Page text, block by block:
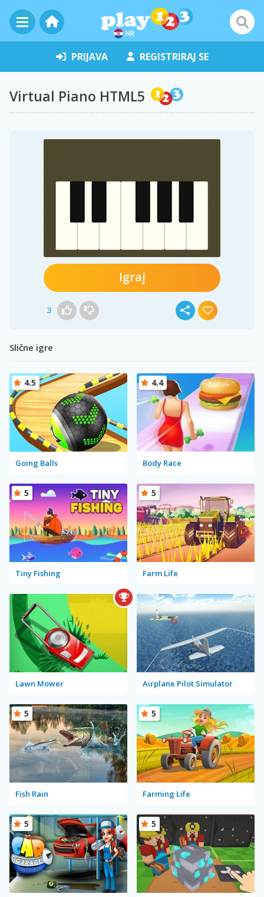
HR
PRIJAVA REGISTRIRAJ SE
Virtual Piano HTML5
Igraj
3
Slične igre
Going Balls
4.5
Body Race
4.4
Tiny Fishing
5
Farm Life
5
Lawn Mower Airplane Pilot Simulator
Fish Rain
5
Farming Life
5
5 5